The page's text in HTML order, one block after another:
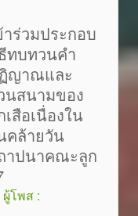
าร่วมประกอบ
ทบทวนคำ
ญาณและ
นสนามของ
เสือเนื่องใน
คล้ายวัน
าปนาคณะลูก
ผู้โพส :